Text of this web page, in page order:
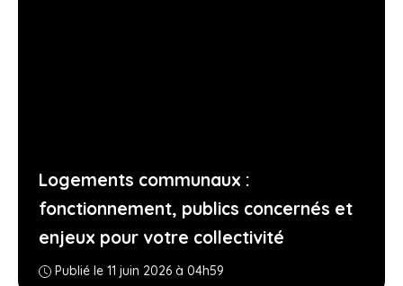
Logements communaux :
fonctionnement, publics concernés et
enjeux pour votre collectivité
Publié le 11 juin 2026 à 04h59